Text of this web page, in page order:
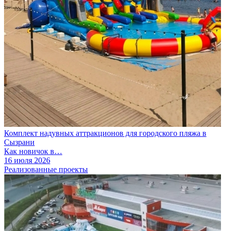
Комплект надувных аттракционов для городского пляжа в
Сызрани
Как новичок в…
16 июля 2026
Реализованные проекты